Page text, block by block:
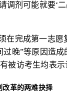
调剂可能就要‘
在完成第一志
晚”等原因造
被访考生均表
改革的两难抉择